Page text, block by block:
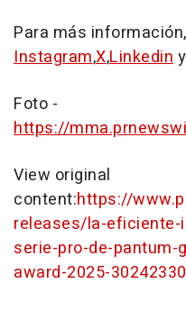
Para más
Instagram,X,Linkedin
Foto -
https://
View original
content:https://
releases/la-eficiente-
serie-pro-de-
award-2025-